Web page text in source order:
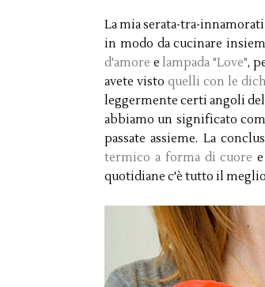
La mia serata-tra-
in modo da cucinare
d'amore elampada "Love",
avete vistoquelli con le
leggermente certi angoli
abbiamo un significato
passate assieme. La
termico a forma di cuore
quotidiane c'è tutto il meglio